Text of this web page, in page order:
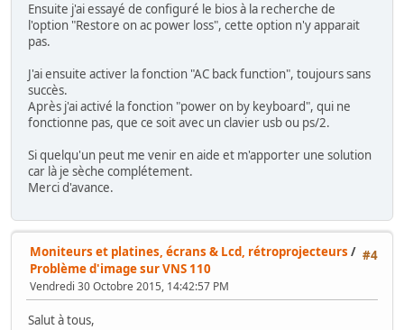
Ensuite j'ai essayé de configuré le bios à la recherche de
l'option "Restore on ac power loss", cette option n'y apparait
pas.
J'ai ensuite activer la fonction "AC back function", toujours sans
succès.
Après j'ai activé la fonction "power on by keyboard", qui ne
fonctionne pas, que ce soit avec un clavier usb ou ps/2.
Si quelqu'un peut me venir en aide et m'apporter une solution
car là je sèche complétement.
Merci d'avance.
#4
Moniteurs et platines, écrans & Lcd, rétroprojecteurs /
Problème d'image sur VNS 110
Vendredi 30 Octobre 2015, 14:42:57 PM
Salut à tous,